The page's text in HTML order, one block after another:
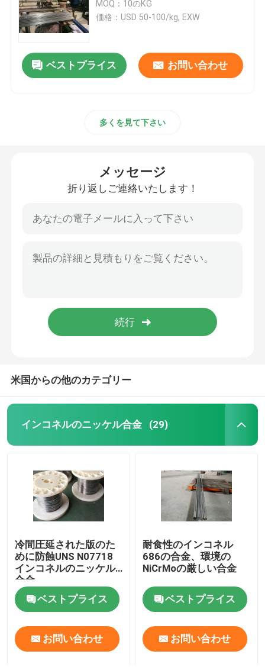
Incoloyの合金
モネルのニッケル合金
特別なステンレス鋼
永久マグネット合金
TI TA NB ZR合金
MOQ：10のKG
価格：USD 50-100/kg, EXW
ベストプライス お問い合わせ
多くを見て下さい
メッセージ
折り返しご連絡いたします！
米国からの他のカテゴリー
インコネルのニッケル合金 (29)
冷間圧延された版のた
めに防蝕UNS N07718
インコネルのニッケル
合金
ベストプライス
お問い合わせ
耐食性のインコネル
686の合金、環境の
NiCrMoの厳しい合金
ベストプライス
お問い合わせ